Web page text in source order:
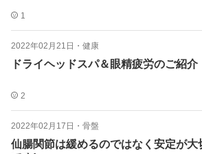
1
2022年02月21日 ・ 健康
ドライヘッドスパ＆眼精疲労のご紹介
2
2022年02月17日 ・ 骨盤
仙腸関節は緩めるのではなく安定が大